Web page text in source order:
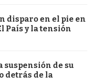
disparo en el pie en
País y la tensión
suspensión de su
detrás de la